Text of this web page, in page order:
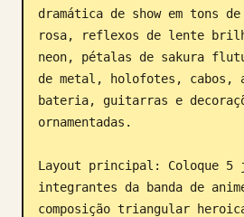
dramática de show em tons
rosa, reflexos de lente
neon, pétalas de sakura
de metal, holofotes, cabos,
bateria, guitarras e
ornamentadas.
Layout principal: Coloque 5
integrantes da banda de
composição triangular